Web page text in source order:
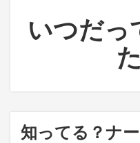
いつだっ
知ってる？ナ